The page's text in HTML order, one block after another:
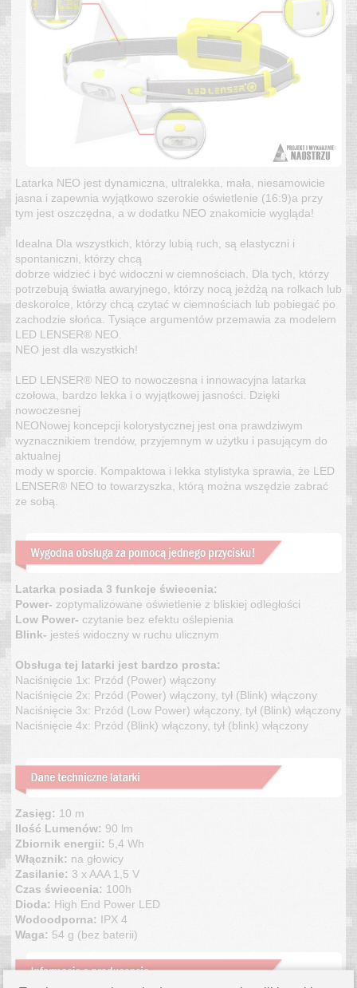
Latarka NEO jest dynamiczna, ultralekka, mała, niesamowicie
jasna i zapewnia wyjątkowo szerokie oświetlenie (16:9)a przy
tym jest oszczędna, a w dodatku NEO znakomicie wygląda!
Idealna Dla wszystkich, którzy lubią ruch, są elastyczni i
spontaniczni, którzy chcą
dobrze widzieć i być widoczni w ciemnościach. Dla tych, którzy
potrzebują światła awaryjnego, którzy nocą jeżdżą na rolkach lub
deskorolce, którzy chcą czytać w ciemnościach lub pobiegać po
zachodzie słońca. Tysiące argumentów przemawia za modelem
LED LENSER® NEO.
NEO jest dla wszystkich!
LED LENSER® NEO to nowoczesna i innowacyjna latarka
czołowa, bardzo lekka i o wyjątkowej jasności. Dzięki
nowoczesnej
NEONowej koncepcji kolorystycznej jest ona prawdziwym
wyznacznikiem trendów, przyjemnym w użytku i pasującym do
aktualnej
mody w sporcie. Kompaktowa i lekka stylistyka sprawia, że LED
LENSER® NEO to towarzyszka, którą można wszędzie zabrać
ze sobą.
Latarka posiada 3 funkcje świecenia:
Power- zoptymalizowane oświetlenie z bliskiej odległości
Low Power- czytanie bez efektu oślepienia
Blink- jesteś widoczny w ruchu ulicznym
Obsługa tej latarki jest bardzo prosta:
Naciśnięcie 1x: Przód (Power) włączony
Naciśnięcie 2x: Przód (Power) włączony, tył (Blink) włączony
Naciśnięcie 3x: Przód (Low Power) włączony, tył (Blink) włączony
Naciśnięcie 4x: Przód (Blink) włączony, tył (blink) włączony
Zasięg: 10 m
Ilość Lumenów: 90 lm
Zbiornik energii: 5,4 Wh
Włącznik: na głowicy
Zasilanie: 3 x AAA 1,5 V
Czas świecenia: 100h
Dioda: High End Power LED
Wodoodporna: IPX 4
Waga: 54 g (bez baterii)